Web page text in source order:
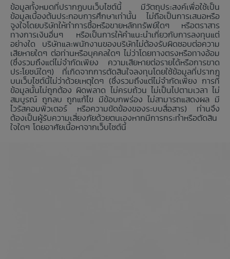
ข้อมูลทั้งหมดที่ปรากฏบนเว็บไซต์นี้ มีวัตถุประสงค์เพื่อใช้เป็น
ข้อมูลเบื้องต้นประกอบการศึกษาเท่านั้น ไม่ถือเป็นการเสนอหรือ
จูงใจโดยบริษัทให้ทำการซื้อหรือขายหลักทรัพย์ใดๆ หรือตราสาร
ทางการเงินอื่นๆ หรือเป็นการให้คำแนะนำเกี่ยวกับการลงทุนแต่
อย่างใด บริษัทและพนักงานของบริษัทไม่ต้องรับผิดชอบต่อความ
เสียหายใดๆ ต่อท่านหรือบุคคลใดๆ ไม่ว่าโดยทางตรงหรือทางอ้อม
(ซึ่งรวมถึงแต่ไม่จำกัดเพียง ความเสียหายต่อรายได้หรือการขาด
ประโยชน์ใดๆ) ที่เกิดจากการตัดสินใจลงทุนโดยใช้ข้อมูลที่ปรากฏ
บนเว็บไซต์นี้ไม่ว่าด้วยเหตุใดๆ (ซึ่งรวมถึงแต่ไม่จำกัดเพียง การที่
ข้อมูลนั้นไม่ถูกต้อง ผิดพลาด ไม่ครบถ้วน ไม่เป็นไปตามเวลา ไม่
สมบูรณ์ ถูกลบ ถูกแก้ไข มีข้อบกพร่อง ไม่สามารถแสดงผล มี
ไวรัสคอมพิวเตอร์ หรือความขัดข้องของระบบสื่อสาร) ท่านจึง
ต้องเป็นผู้รับความเสี่ยงภัยด้วยตนเองหากมีการกระทำหรือตัดสิน
ใจใดๆ โดยอาศัยเนื้อหาจากเว็บไซต์นี้